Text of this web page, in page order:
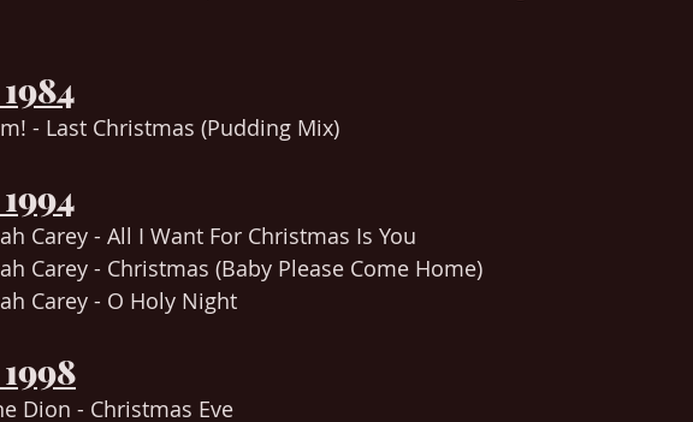
- Last Christmas (Pudding Mix)
Carey - All I Want For Christmas Is You
Carey - Christmas (Baby Please Come Home)
Carey - O Holy Night
Dion - Christmas Eve